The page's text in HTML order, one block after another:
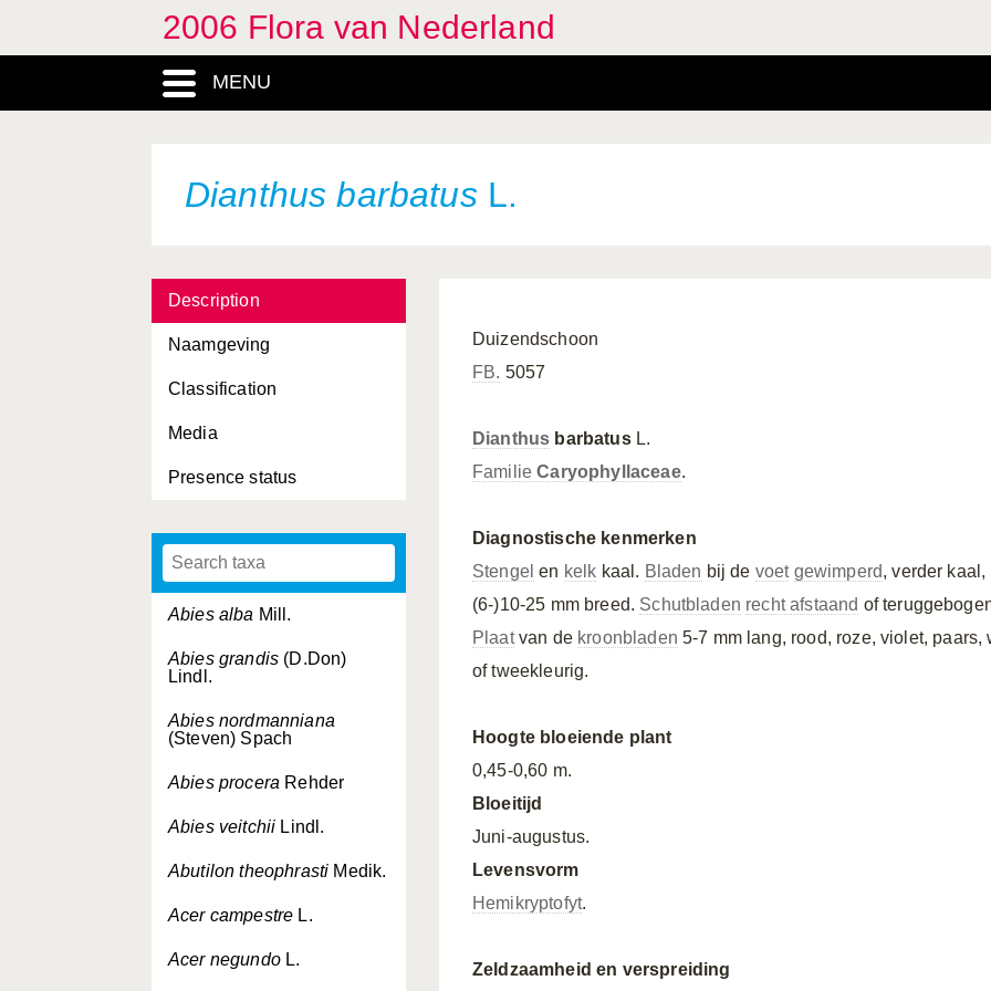
2006 Flora van Nederland
MENU
Dianthus barbatusL.
Description
Naamgeving
Classification
Media
Presence status
Abies alba Mill.
Abies grandis (D.Don)
Lindl.
Abies nordmanniana
(Steven) Spach
Abies procera Rehder
Abies veitchii Lindl.
Abutilon theophrasti Medik.
Acer campestre L.
Acer negundoL.
Duizendschoon
FB. 5057
Dianthus barbatusL.
FamilieCaryophyllaceae.
Diagnostische kenmerken
Stengel en kelk kaal. Bladen bij de voet gewimperd, verder kaal,
(6-)10-25 mm breed. Schutbladen recht afstaand of
Plaatvan de kroonbladen 5-7 mm lang, rood, roze, violet, paars,
of tweekleurig.
Hoogte bloeiende plant
0,45-0,60 m.
Bloeitijd
Juni-augustus.
Levensvorm
Hemikryptofyt.
Zeldzaamheid en verspreiding